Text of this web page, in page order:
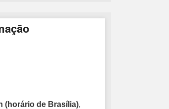
(horário de Brasília),